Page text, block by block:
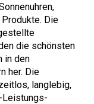
Die
die schönsten
in den
her. Die
langlebig,
Leistungs-